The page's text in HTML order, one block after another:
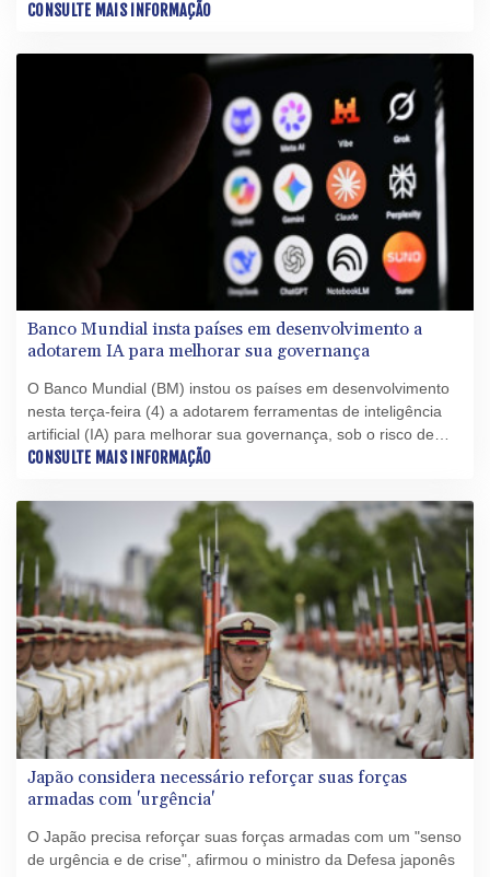
em meio à maior crise da ilha em décadas.
CONSULTE MAIS INFORMAÇÃO
Banco Mundial insta países em desenvolvimento a
adotarem IA para melhorar sua governança
O Banco Mundial (BM) instou os países em desenvolvimento
nesta terça-feira (4) a adotarem ferramentas de inteligência
artificial (IA) para melhorar sua governança, sob o risco de
ficarem para trás caso não o façam.
CONSULTE MAIS INFORMAÇÃO
Japão considera necessário reforçar suas forças
armadas com 'urgência'
O Japão precisa reforçar suas forças armadas com um "senso
de urgência e de crise", afirmou o ministro da Defesa japonês